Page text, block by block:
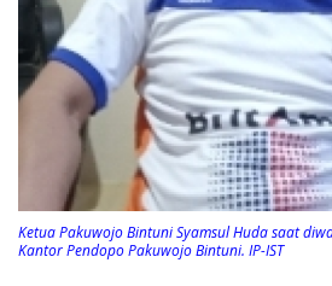
Ketua Pakuwojo Bintuni Syamsul Huda saat
Kantor Pendopo Pakuwojo Bintuni. IP-IST